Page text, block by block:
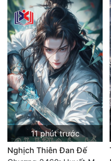
11 phút trước
Nghịch Thiên Đan Đế